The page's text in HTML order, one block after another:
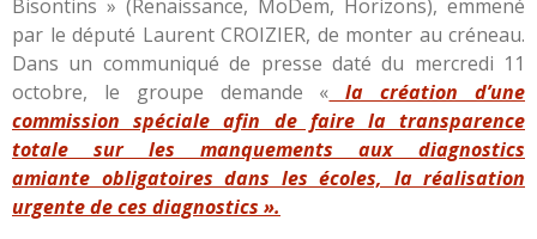
Bisontins » (Renaissance, MoDem, Horizons), emmené
par le député Laurent CROIZIER, de monter au créneau.
Dans un communiqué de presse daté du mercredi 11
octobre, le groupe demande « la création d’une
commission spéciale afin de faire la transparence
totale sur les manquements aux diagnostics
amiante obligatoires dans les écoles, la réalisation
urgente de ces diagnostics ».